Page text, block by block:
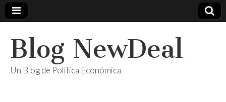
Blog NewDeal
Un Blog de Política Económica